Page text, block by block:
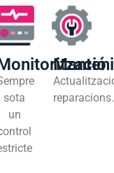
sota
un